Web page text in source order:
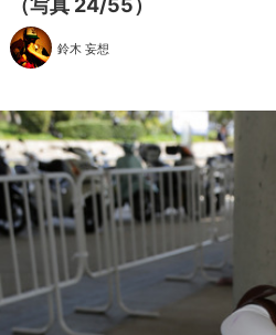
（写真 24/55）
鈴木 妄想